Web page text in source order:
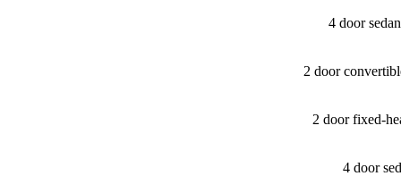
4 door
2 door
2 door fixed-
4 door